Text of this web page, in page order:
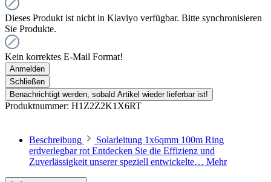
Dieses Produkt ist nicht in Klaviyo verfügbar. Bitte synchronisieren
Sie Produkte.
Kein korrektes E-Mail Format!
Anmelden
Schließen
Benachrichtigt werden, sobald Artikel wieder lieferbar ist!
Produktnummer: H1Z2Z2K1X6RT
Beschreibung
Solarleitung 1x6qmm 100m Ring
erdverlegbar rot Entdecken Sie die Effizienz und
Zuverlässigkeit unserer speziell entwickelte… Mehr